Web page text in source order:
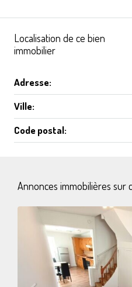
Localisation de ce bien
immobilier
Adresse:
Ville:
Code postal:
Annonces immobilières sur